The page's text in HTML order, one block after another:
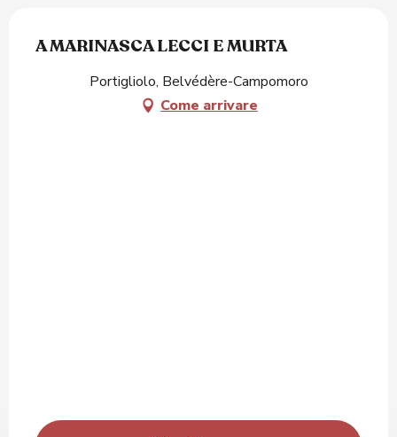
A MARINASCA LECCI E MURTA
Portigliolo, Belvédère-Campomoro
Come arrivare